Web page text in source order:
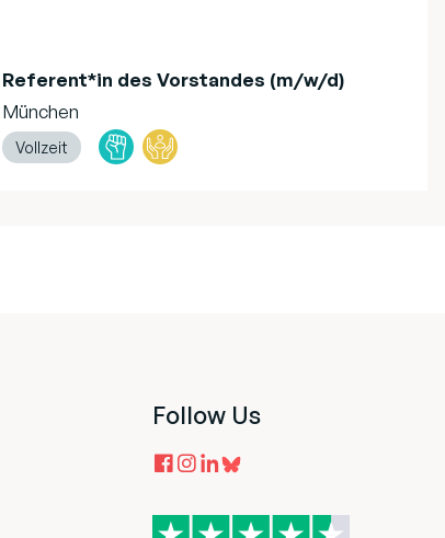
Referent*in des Vorstandes (m/w/d)
München
Vollzeit
Follow Us